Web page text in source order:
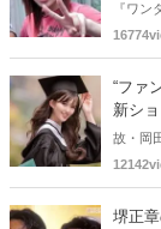
『ワ
ん。ア
“ファ
新シ
故・岡
して活
なって
堺正